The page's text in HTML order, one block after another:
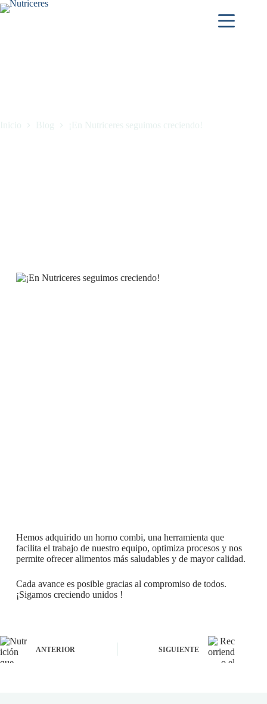
Inicio Blog
¡En Nutriceres seguimos creciendo!
Hemos adquirido un horno combi, una herramienta que
facilita el trabajo de nuestro equipo, optimiza procesos y nos
permite ofrecer alimentos más saludables y de mayor calidad.
Cada avance es posible gracias al compromiso de todos.
¡Sigamos creciendo unidos !
ANTERIOR SIGUIENTE